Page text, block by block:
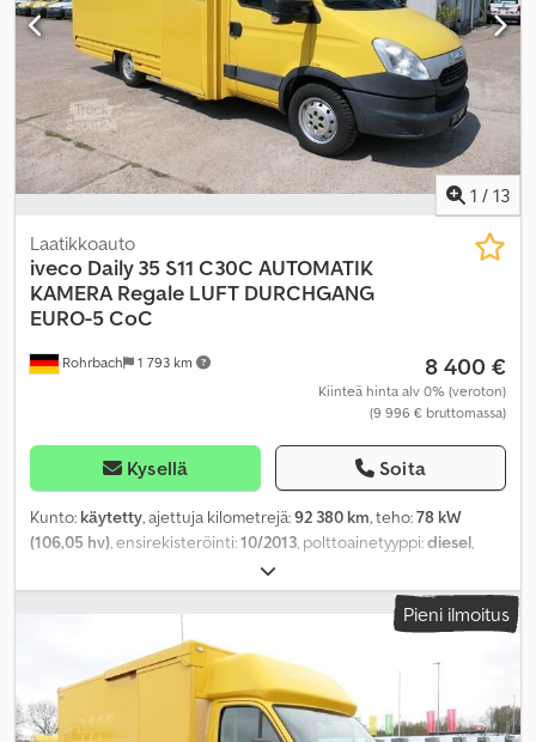
2 100 mm
, Valmistusvuosi: 2013, rakennuskorkeus:2 770 mm,
Varusteet: ABS, ajoneuvotietokone, immobilisointijärjestelmä,
keskuslukitus, noesuodatin,
1 / 13
Rohrbach 1 793 km
Laatikkoauto
iveco Daily 35 S11 C30C AUTOMATIK
KAMERA Regale LUFT DURCHGANG
EURO-5 CoC
8 400 €
Kiinteä hinta alv 0% (veroton)
(9 996 € bruttomassa)
Kysellä Soita
Kunto: käytetty, ajettuja kilometrejä:92 380 km, teho:78 kW
(106,05 hv), ensirekisteröinti:10/2013, polttoainetyyppi:diesel,
, maksimi kuormauspaino:
kokonaispaino:3 500 kg, akselikokoonpano:4x2, akseliväli:3 750
diesel
polttoaineenkulutus (kaupunkiajo):
polttoaineenkulutus (maantieajossa):7,3 l/100 km
, yhdistetty
polttoaineenkulutus:
7,9 l/100 km, väri:keltainen , ohjaamo:
vaihteistotyyppi:
automaattinen, päästöluokka:Euro 5, jousitus:
Pieni ilmoitus